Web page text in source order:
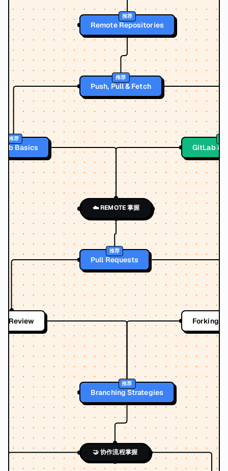
推荐
Remote Repositories
推荐
Push, Pull & Fetch
推荐
Basics GitLab &
☁️ REMOTE 掌握
推荐
Pull Requests
Review Forking
推荐
Branching Strategies
🤝 协作流程掌握